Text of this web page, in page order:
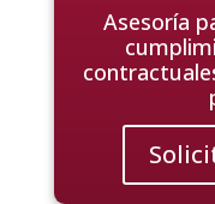
Asesoría